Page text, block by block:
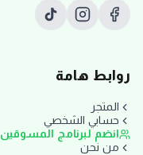
روابط هامة
المتجر
حسابي الشخصي
انضم لبرنامج المسوقين
من نحن